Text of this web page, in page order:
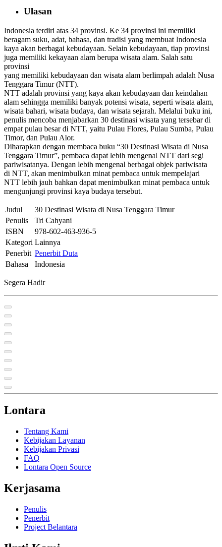
Ulasan
Indonesia terdiri atas 34 provinsi. Ke 34 provinsi ini memiliki
beragam suku, adat, bahasa, dan tradisi yang membuat Indonesia
kaya akan berbagai kebudayaan. Selain kebudayaan, tiap provinsi
juga memiliki kekayaan alam berupa wisata alam. Salah satu
provinsi
yang memiliki kebudayaan dan wisata alam berlimpah adalah Nusa
Tenggara Timur (NTT).
NTT adalah provinsi yang kaya akan kebudayaan dan keindahan
alam sehingga memiliki banyak potensi wisata, seperti wisata alam,
wisata bahari, wisata budaya, dan wisata sejarah. Melalui buku ini,
penulis mencoba menjabarkan 30 destinasi wisata yang tersebar di
empat pulau besar di NTT, yaitu Pulau Flores, Pulau Sumba, Pulau
Timor, dan Pulau Alor.
Diharapkan dengan membaca buku “30 Destinasi Wisata di Nusa
Tenggara Timur”, pembaca dapat lebih mengenal NTT dari segi
pariwisatanya. Dengan lebih mengenal berbagai objek pariwisata
di NTT, akan menimbulkan minat pembaca untuk mempelajari
NTT lebih jauh bahkan dapat menimbulkan minat pembaca untuk
mengunjungi provinsi kaya budaya tersebut.
Judul
30 Destinasi Wisata di Nusa Tenggara Timur
Penulis
Tri Cahyani
ISBN
978-602-463-936-5
Kategori Lainnya
Penerbit Penerbit Duta
Bahasa
Indonesia
Segera Hadir
Lontara
Tentang Kami
Kebijakan Layanan
Kebijakan Privasi
FAQ
Lontara Open Source
Kerjasama
Penulis
Penerbit
Project Belantara